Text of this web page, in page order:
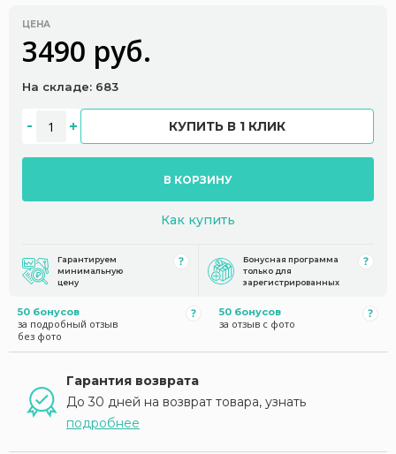
ЦЕНА
3490 руб.
На складе: 683
КУПИТЬ В 1 КЛИК
В КОРЗИНУ
Как купить
Гарантируем
минимальную
цену
Бонусная программа
только для
зарегистрированных
50 бонусов
за подробный отзыв
без фото
50 бонусов
за отзыв с фото
Гарантия возврата
До 30 дней на возврат товара, узнать
подробнее